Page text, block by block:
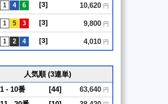
[3] 10,620 円
[3] 9,800 円
[3] 4,010 円
人気順 (3連単)
1 - 10番
[44] 63,640 円